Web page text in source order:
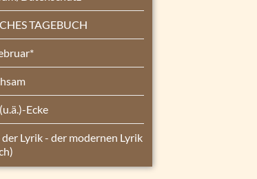
TAGEBUCH
Ecke
Lyrik - der modernen Lyrik